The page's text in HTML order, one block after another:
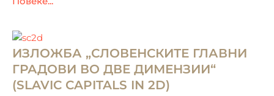
ИЗЛОЖБА „СЛОВЕНСКИТЕ ГЛАВНИ
ГРАДОВИ ВО ДВЕ ДИМЕНЗИИ“
(SLAVIC CAPITALS IN 2D)